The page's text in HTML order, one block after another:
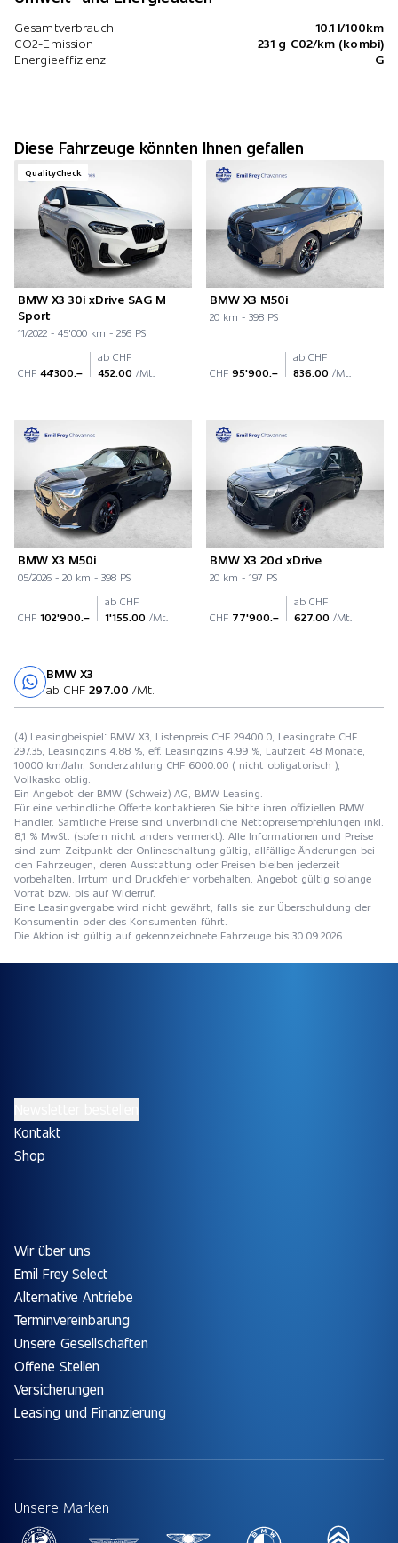
Gesamtverbrauch
10.1 l/100km
CO2-Emission
231 g C02/km (kombi)
Energieeffizienz
G
Diese Fahrzeuge könnten Ihnen gefallen
QualityCheck
BMW X3 30i xDrive SAG M
Sport
11/2022 - 45'000 km - 256 PS
CHF 44'300.–
ab CHF
452.00 /Mt.
BMW X3 M50i
20 km - 398 PS
CHF 95'900.–
ab CHF
836.00 /Mt.
BMW X3 M50i
05/2026 - 20 km - 398 PS
CHF 102'900.–
ab CHF
1'155.00 /Mt.
BMW X3 20d xDrive
20 km - 197 PS
CHF 77'900.–
ab CHF
627.00 /Mt.
BMW X3
ab CHF 297.00 /Mt.
(4) Leasingbeispiel: BMW X3, Listenpreis CHF 29400.0, Leasingrate CHF
297.35, Leasingzins 4.88 %, eff. Leasingzins 4.99 %, Laufzeit 48 Monate,
10000 km/Jahr, Sonderzahlung CHF 6000.00 ( nicht obligatorisch ),
Vollkasko oblig.
Ein Angebot der BMW (Schweiz) AG, BMW Leasing.
Für eine verbindliche Offerte kontaktieren Sie bitte ihren offiziellen BMW
Händler. Sämtliche Preise sind unverbindliche Nettopreisempfehlungen inkl.
8,1 % MwSt. (sofern nicht anders vermerkt). Alle Informationen und Preise
sind zum Zeitpunkt der Onlineschaltung gültig, allfällige Änderungen bei
den Fahrzeugen, deren Ausstattung oder Preisen bleiben jederzeit
vorbehalten. Irrtum und Druckfehler vorbehalten. Angebot gültig solange
Vorrat bzw. bis auf Widerruf.
Eine Leasingvergabe wird nicht gewährt, falls sie zur Überschuldung der
Konsumentin oder des Konsumenten führt.
Die Aktion ist gültig auf gekennzeichnete Fahrzeuge bis 30.09.2026.
Kontakt
Shop
Wir über uns
Emil Frey Select
Alternative Antriebe
Terminvereinbarung
Unsere Gesellschaften
Offene Stellen
Versicherungen
Leasing und Finanzierung
Unsere Marken